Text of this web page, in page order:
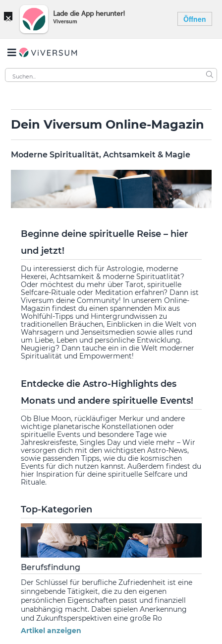
× Lade die App herunter!
Viversum Öffnen
Dein Viversum Online-Magazin
Moderne Spiritualität, Achtsamkeit & Magie
Beginne deine spirituelle Reise – hier
und jetzt!
Du interessierst dich für Astrologie, moderne
Hexerei, Achtsamkeit & moderne Spirituatlität?
Oder möchtest du mehr über Tarot, spirituelle
Selfcare-Rituale oder Meditation erfahren? Dann ist
Viversum deine Community! In unserem Online-
Magazin findest du einen spannenden Mix aus
Wohlfühl-Tipps und Hintergrundwissen zu
traditionellen Bräuchen, Einblicken in die Welt von
Wahrsagern und Jenseitsmedien sowie alles rund
um Liebe, Leben und persönliche Entwicklung.
Neugierig? Dann tauche ein in die Welt moderner
Spiritualität und Empowerment!
Entdecke die Astro-Highlights des
Monats und andere spirituelle Events!
Ob Blue Moon, rückläufiger Merkur und andere
wichtige planetarische Konstellationen oder
spirituelle Events und besondere Tage wie
Jahreskreisfeste, Singles Day und viele mehr – Wir
versorgen dich mit den wichtigsten Astro-News,
sowie passenden Tipps, wie du die kosmischen
Events für dich nutzen kannst. Außerdem findest du
hier Inspiration für deine spirituelle Selfcare und
Rituale.
Top-Kategorien
Berufsfindung
Der Schlüssel für berufliche Zufriedenheit ist eine
sinngebende Tätigkeit, die zu den eigenen
persönlichen Eigenschaften passt und finanziell
unabhängig macht. Dabei spielen Anerkennung
und Zukunftsperspektiven eine große Ro
Artikel anzeigen